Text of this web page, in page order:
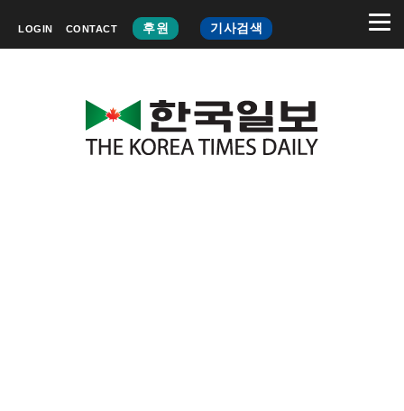
LOGIN CONTACT 후원 기사검색